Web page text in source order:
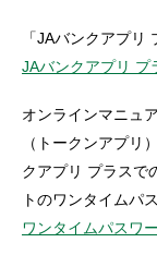
セキュリティ
使い方
「JAバンクアプ
JAバンクアプリ プ
オンラインマニュ
（トークンアプリ
クアプリ プラスで
トのワンタイムパ
ワンタイムパスワ